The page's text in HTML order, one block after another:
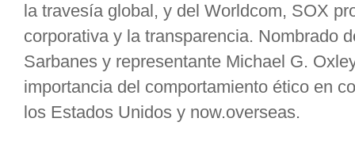
la travesía global, y del Worldcom, SOX
corporativa y la transparencia. Nombrado
Sarbanes y representante Michael G.
importancia del comportamiento ético en
los Estados Unidos y now.overseas.